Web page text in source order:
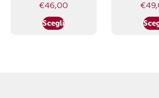
€46,00
Scegli
€